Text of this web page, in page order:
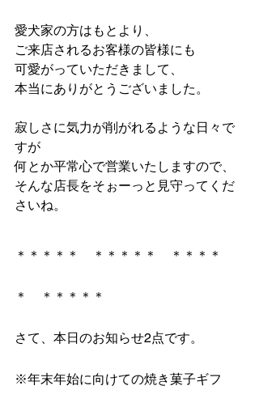
愛犬家の方はもとより、
ご来店されるお客様の皆様にも
可愛がっていただきまして、
本当にありがとうございました。
寂しさに気力が削がれるような日々で
すが
何とか平常心で営業いたしますので、
そんな店長をそぉーっと見守ってくだ
さいね。
＊＊＊＊＊　＊＊＊＊＊　＊＊＊＊
＊　＊＊＊＊＊
さて、本日のお知らせ2点です。
※年末年始に向けての焼き菓子ギフ